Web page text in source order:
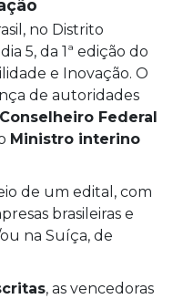
no Distrito
5, da 1ª edição do
e Inovação. O
de autoridades
Conselheiro Federal
Ministro interino
de um edital, com
brasileiras e
na Suíça, de
, as vencedoras